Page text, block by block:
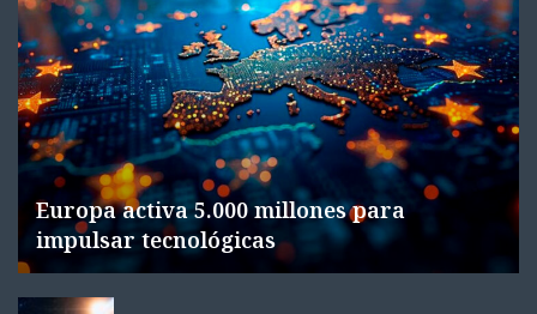
Europa activa 5.000 millones para
impulsar tecnológicas